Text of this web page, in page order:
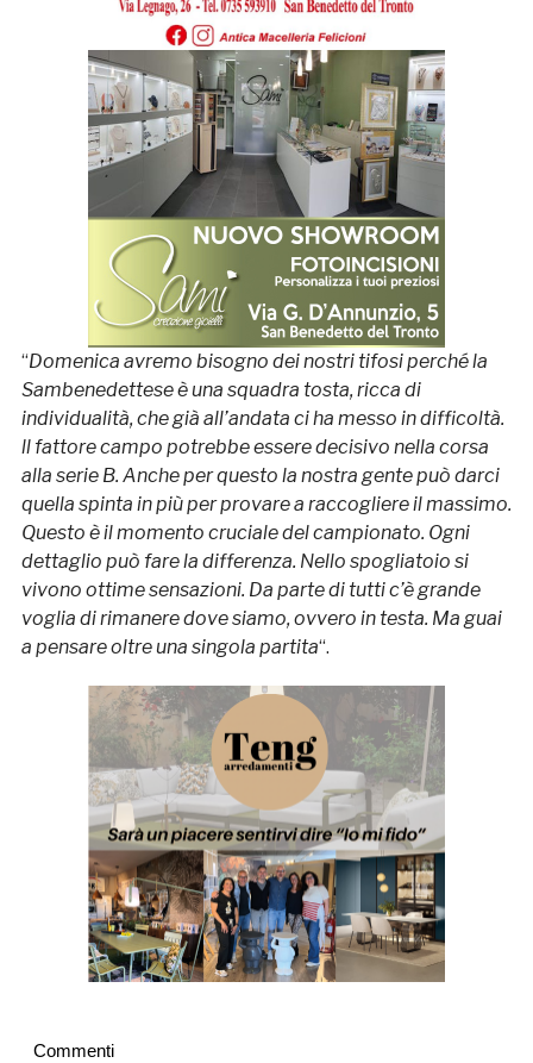
“Domenica avremo bisogno dei nostri tifosi perché la
Sambenedettese è una squadra tosta, ricca di
individualità, che già all’andata ci ha messo in difficoltà.
ll fattore campo potrebbe essere decisivo nella corsa
alla serie B. Anche per questo la nostra gente può darci
quella spinta in più per provare a raccogliere il massimo.
Questo è il momento cruciale del campionato. Ogni
dettaglio può fare la differenza. Nello spogliatoio si
vivono ottime sensazioni. Da parte di tutti c’è grande
voglia di rimanere dove siamo, ovvero in testa. Ma guai
a pensare oltre una singola partita“.
Commenti